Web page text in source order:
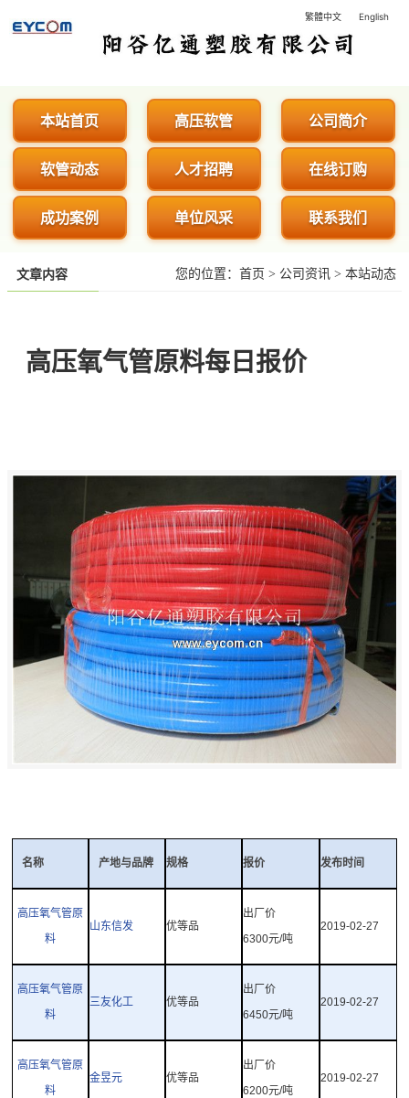
阳谷亿通塑胶有限公司 - 专业生产
繁體中文 English
本站首页 高压软管 公司简介
软管动态 人才招聘 在线订购
成功案例 单位风采 联系我们
文章内容 您的位置： 首页 > 公司资讯 > 本站动态
高压氧气管原料每日报价
名称 产地与品牌 规格 报价 发布时间
高压氧气管原
料
山东信发 优等品
出厂价
6300元/吨
2019-02-27
高压氧气管原
料
三友化工 优等品
出厂价
6450元/吨
2019-02-27
高压氧气管原
料
金昱元 优等品
出厂价
6200元/吨
2019-02-27